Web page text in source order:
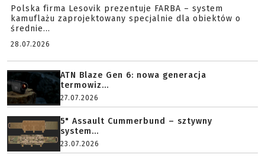
Polska firma Lesovik prezentuje FARBA – system
kamuflażu zaprojektowany specjalnie dla obiektów o
średnie...
28.07.2026
ATN Blaze Gen 6: nowa generacja
termowiz...
27.07.2026
5" Assault Cummerbund – sztywny
system...
23.07.2026